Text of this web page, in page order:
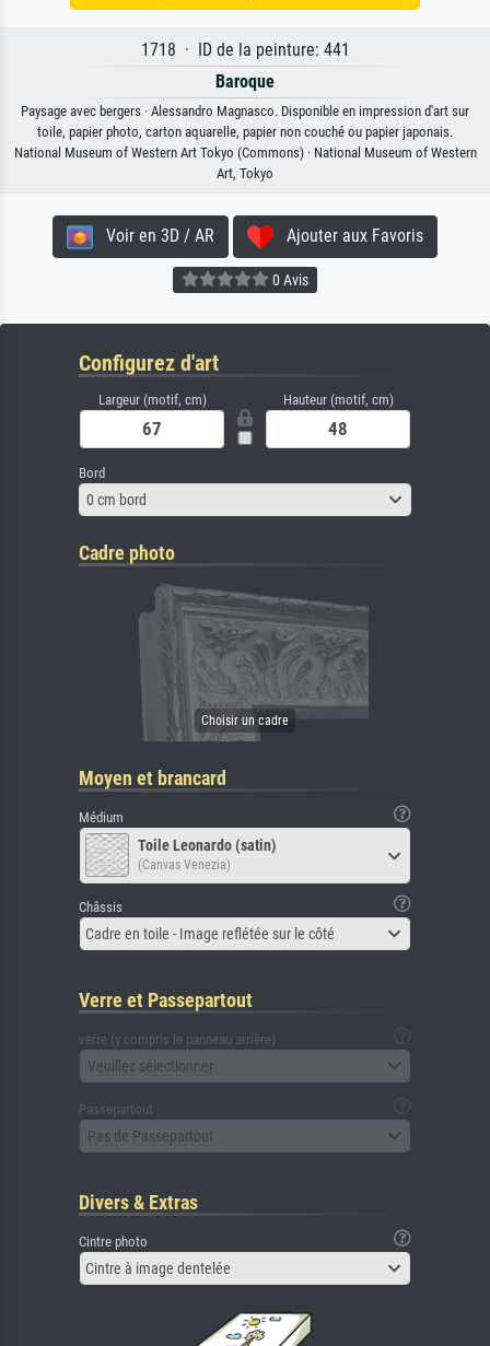
1718 · ID de la peinture: 441
Baroque
Paysage avec bergers · Alessandro Magnasco. Disponible en impression d'art sur
toile, papier photo, carton aquarelle, papier non couché ou papier japonais.
National Museum of Western Art Tokyo (Commons) · National Museum of Western
Art, Tokyo
Voir en 3D / AR Ajouter aux Favoris
0 Avis
Configurez d'art
Largeur (motif, cm) Hauteur (motif, cm)
Bord
0 cm bord
Cadre photo
Moyen et brancard
Médium
Toile Leonardo (satin)
(Canvas Venezia)
Châssis
Cadre en toile - Image reflétée sur le côté
Verre et Passepartout
verre (y compris le panneau arrière)
Veuillez sélectionner
Passepartout
Pas de Passepartout
Divers & Extras
Cintre photo
Cintre à image dentelée